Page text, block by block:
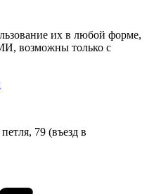
их в любой форме,
возможны только с
79 (въезд в